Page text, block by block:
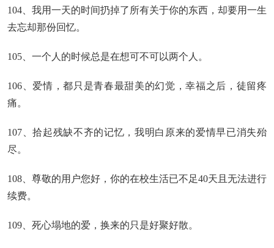
104、我用一天的时间扔掉了所有关于你的东西，却要用一生
去忘却那份回忆。
105、一个人的时候总是在想可不可以两个人。
106、爱情，都只是青春最甜美的幻觉，幸福之后，徒留疼
痛。
107、拾起残缺不齐的记忆，我明白原来的爱情早已消失殆
尽。
108、尊敬的用户您好，你的在校生活已不足40天且无法进行
续费。
109、死心塌地的爱，换来的只是好聚好散。